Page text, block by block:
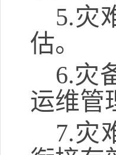
5.灾
估。
6.灾
运维管
7.灾